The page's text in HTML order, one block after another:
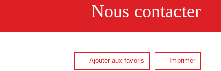
Nous contacter
Ajouter aux favoris Imprimer